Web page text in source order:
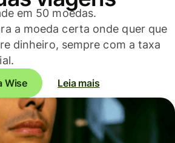
em 50 moedas.
a moeda certa onde quer que
dinheiro, sempre com a taxa
Wise Leia mais